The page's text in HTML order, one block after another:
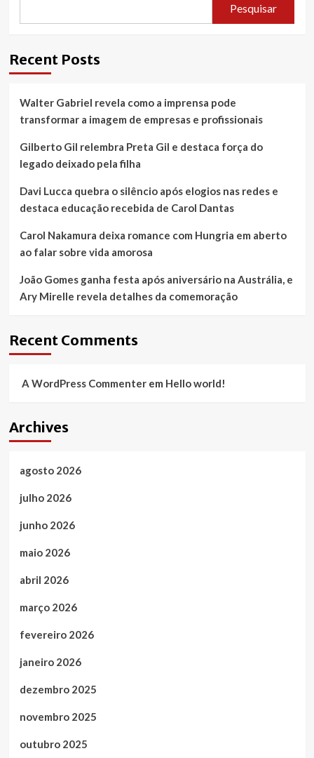
Pesquisar
Recent Posts
Walter Gabriel revela como a imprensa pode
transformar a imagem de empresas e profissionais
Gilberto Gil relembra Preta Gil e destaca força do
legado deixado pela filha
Davi Lucca quebra o silêncio após elogios nas redes e
destaca educação recebida de Carol Dantas
Carol Nakamura deixa romance com Hungria em aberto
ao falar sobre vida amorosa
João Gomes ganha festa após aniversário na Austrália, e
Ary Mirelle revela detalhes da comemoração
Recent Comments
A WordPress Commenterem Hello world!
Archives
agosto 2026
julho 2026
junho 2026
maio 2026
abril 2026
março 2026
fevereiro 2026
janeiro 2026
dezembro 2025
novembro 2025
outubro 2025